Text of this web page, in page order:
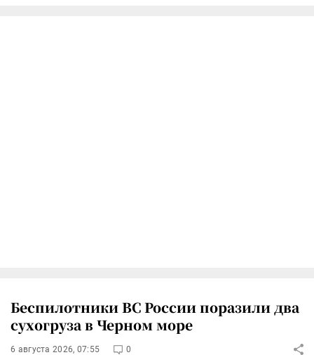
Беспилотники ВС России поразили два
сухогруза в Черном море
6 августа 2026, 07:55 0